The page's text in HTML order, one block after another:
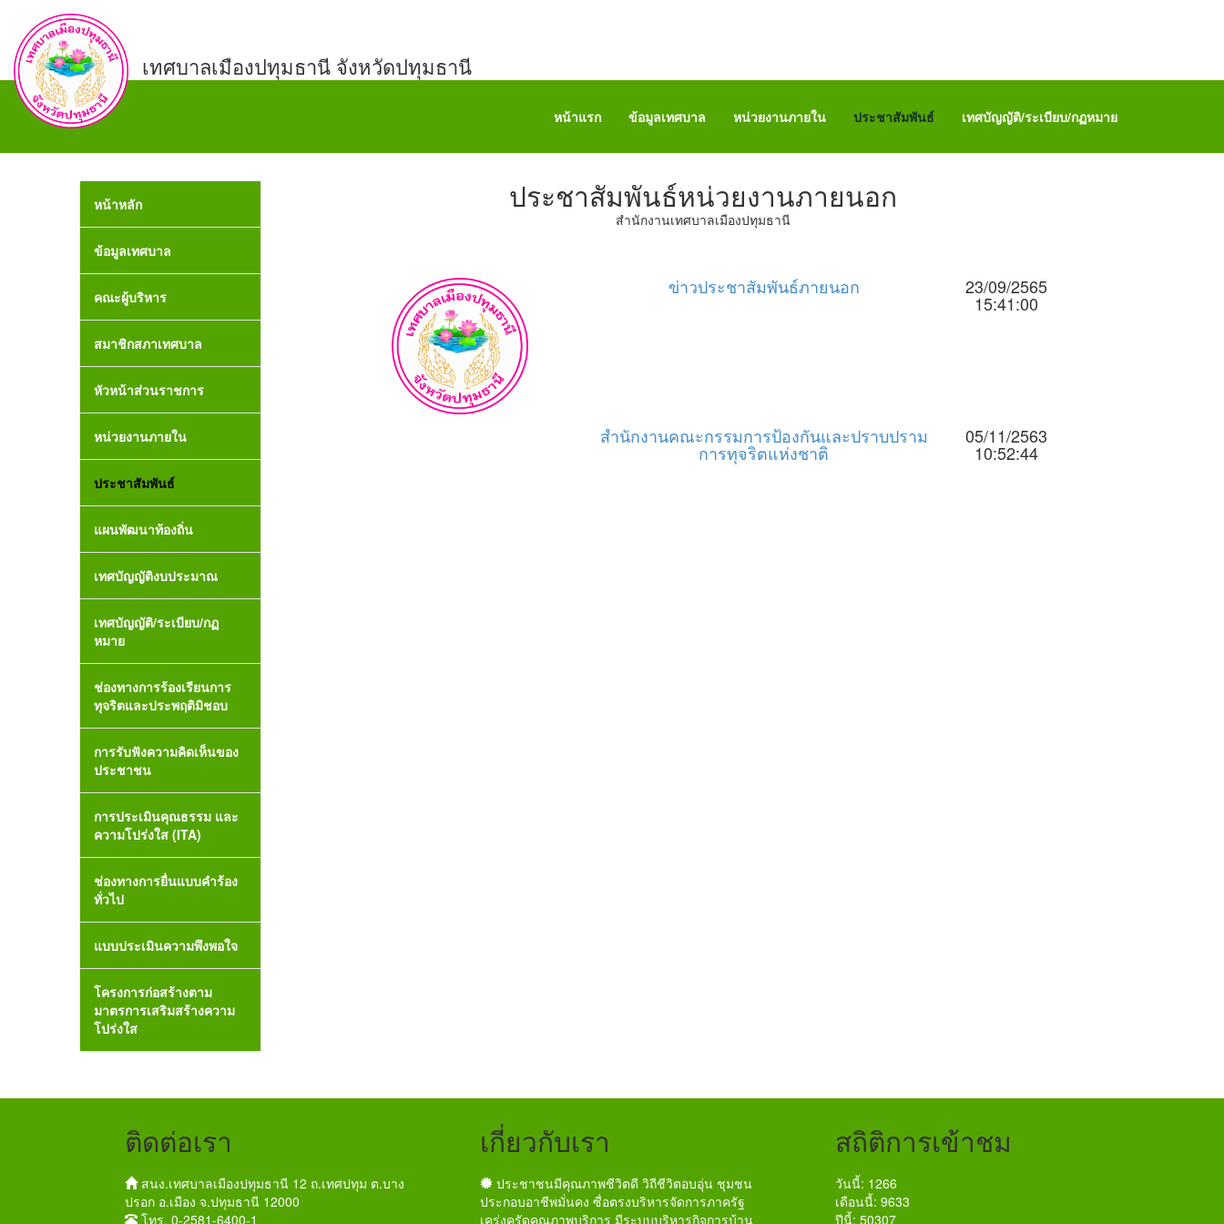
เทศบาลเมืองปทุมธานี จังหวัดปทุมธานี
หน้าแรก ข้อมูลเทศบาล หน่วยงานภายใน ประชาสัมพันธ์ เทศบัญญัติ/ระเบียบ/กฏหมาย
หน้าหลัก
ข้อมูลเทศบาล
คณะผู้บริหาร
สมาชิกสภาเทศบาล
หัวหน้าส่วนราชการ
หน่วยงานภายใน
ประชาสัมพันธ์
แผนพัฒนาท้องถิ่น
เทศบัญญัติงบประมาณ
เทศบัญญัติ/ระเบียบ/กฏ
หมาย
ช่องทางการร้องเรียนการ
ทุจริตและประพฤติมิชอบ
การรับฟังความคิดเห็นของ
ประชาชน
การประเมินคุณธรรม และ
ความโปร่งใส (ITA)
ช่องทางการยื่นแบบคำร้อง
ทั่วไป
แบบประเมินความพึงพอใจ
โครงการก่อสร้างตาม
มาตรการเสริมสร้างความ
โปร่งใส
ประชาสัมพันธ์หน่วยงานภายนอก
​สำนักงานเทศบาลเมืองปทุมธานี
ข่าวประชาสัมพันธ์ภายนอก 23/09/2565
15:41:00
สำนักงานคณะกรรมการป้องกันและปราบปราม
การทุจริตแห่งชาติ
05/11/2563
10:52:44
ติดต่อเรา
สนง.เทศบาลเมืองปทุมธานี 12 ถ.เทศปทุม ต.บาง
ปรอก อ.เมือง จ.ปทุมธานี 12000
โทร. 0-2581-6400-1
เกี่ยวกับเรา
ประชาชนมีคุณภาพชีวิตดี วิถีชีวิตอบอุ่น ชุมชน
ประกอบอาชีพมั่นคง ซื่อตรงบริหารจัดการภาครัฐ
เคร่งครัดคุณภาพบริการ มีระบบบริหารกิจการบ้าน
สถิติการเข้าชม
วันนี้: 1266
เดือนนี้: 9633
ปีนี้: 50307